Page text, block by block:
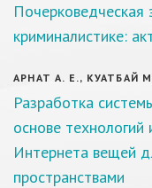
Почерковедческая
криминалистике:
АРНАТ А. Е., КУАТБАЙ
Разработка
основе технологий
Интернета вещей
пространствами